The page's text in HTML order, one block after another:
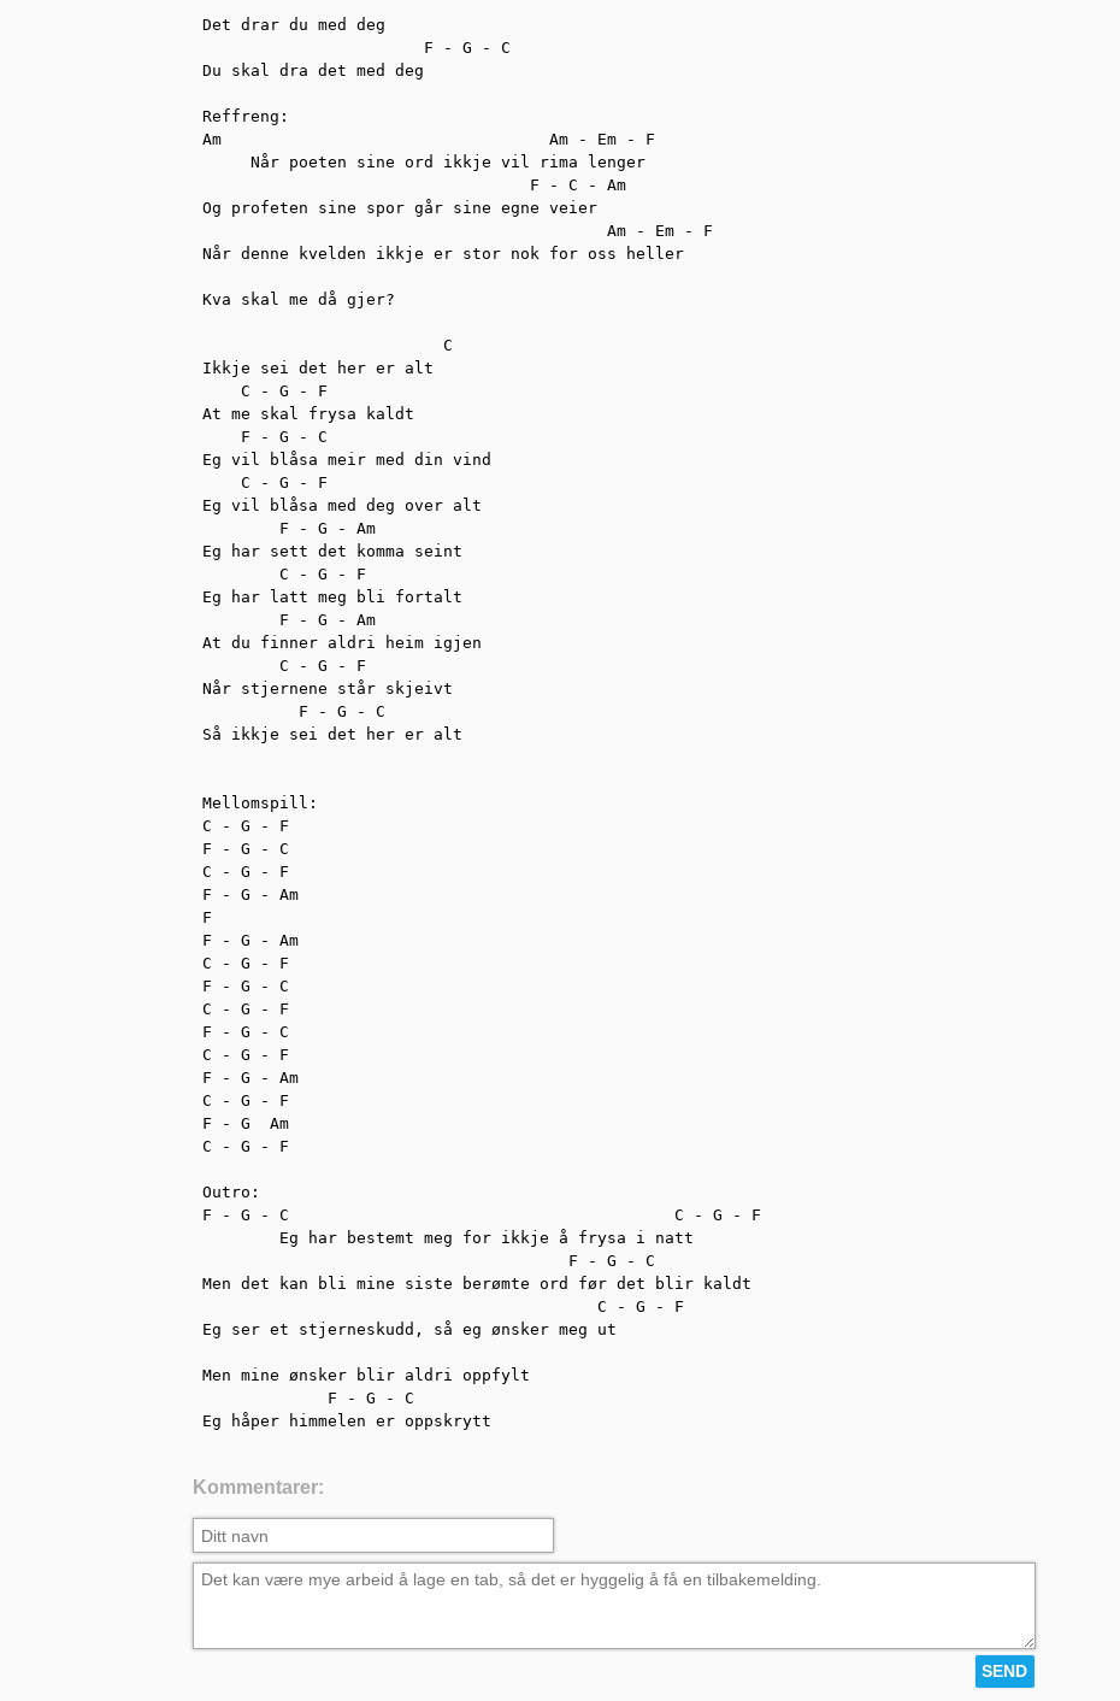
Det drar du med deg
                       F - G - C
Du skal dra det med deg
Reffreng:
Am                                  Am - Em - F
     Når poeten sine ord ikkje vil rima lenger
                                  F - C - Am
Og profeten sine spor går sine egne veier
                                          Am - Em - F
Når denne kvelden ikkje er stor nok for oss heller
Kva skal me då gjer?
                         C
Ikkje sei det her er alt
    C - G - F
At me skal frysa kaldt
    F - G - C
Eg vil blåsa meir med din vind
    C - G - F
Eg vil blåsa med deg over alt
        F - G - Am
Eg har sett det komma seint
        C - G - F
Eg har latt meg bli fortalt
        F - G - Am
At du finner aldri heim igjen
        C - G - F
Når stjernene står skjeivt
          F - G - C
Så ikkje sei det her er alt
Mellomspill:
C - G - F
F - G - C
C - G - F
F - G - Am
F
F - G - Am
C - G - F
F - G - C
C - G - F
F - G - C
C - G - F
F - G - Am
C - G - F
F - G  Am
C - G - F
Outro:
F - G - C                                        C - G - F
        Eg har bestemt meg for ikkje å frysa i natt
                                      F - G - C
Men det kan bli mine siste berømte ord før det blir kaldt
                                         C - G - F
Eg ser et stjerneskudd, så eg ønsker meg ut
Men mine ønsker blir aldri oppfylt
             F - G - C
Eg håper himmelen er oppskrytt
Kommentarer: